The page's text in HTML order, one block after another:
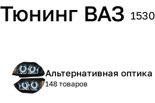
Тюнинг ВАЗ 1530
Альтернативная оптика
148 товаров